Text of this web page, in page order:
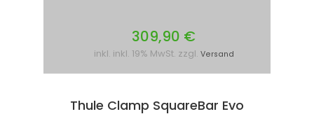
309,90 €
inkl. inkl. 19% MwSt. zzgl. Versand
Thule Clamp SquareBar Evo